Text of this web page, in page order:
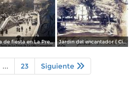
Un dia de fiesta en La Presa de La Olla Guanajuato ( Circulada el 9 de Agosto de 1905 ). Jardin del encantador ( Circulada el 30 de Julio de 1905 ).
... 23 Siguiente